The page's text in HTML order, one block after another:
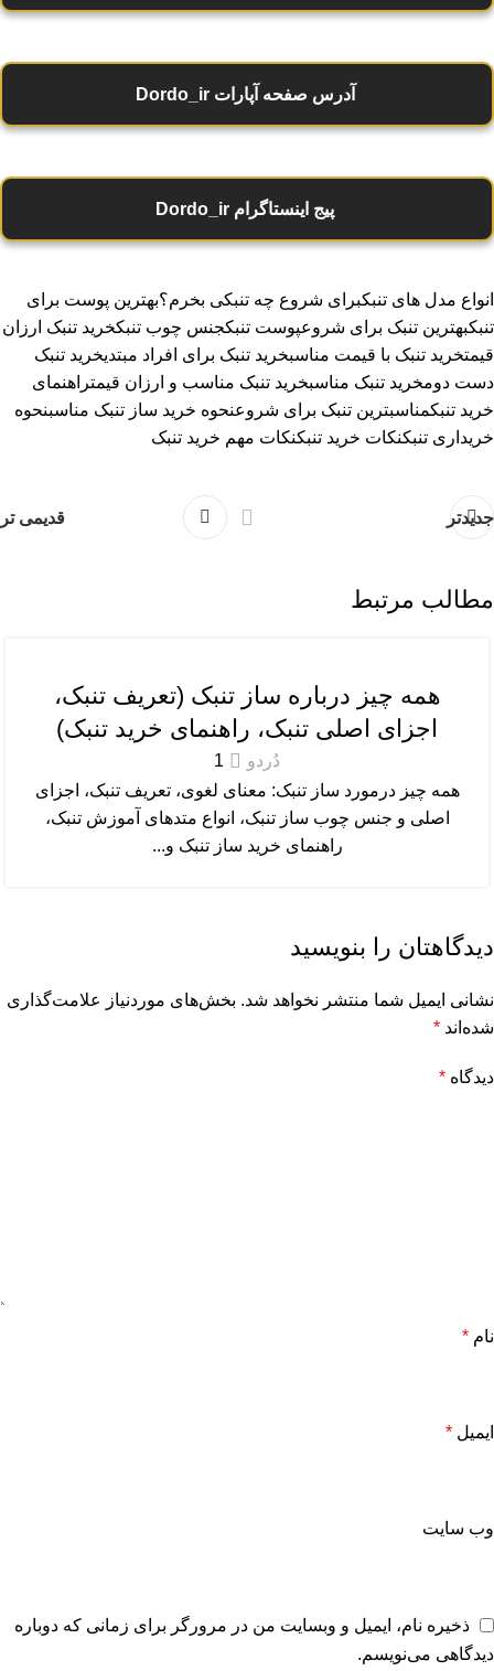
آدرس صفحه آپارات Dordo_ir
پیج اینستاگرام Dordo_ir
انواع مدل های تنبکبرای شروع چه تنبکی بخرم؟بهترین پوست برای
تنبکبهترین تنبک برای شروعپوست تنبکجنس چوب تنبکخرید تنبک ارزان
قیمتخرید تنبک با قیمت مناسبخرید تنبک برای افراد مبتدیخرید تنبک
دست دومخرید تنبک مناسبخرید تنبک مناسب و ارزان قیمتراهنمای
خرید تنبکمناسبترین تنبک برای شروعنحوه خرید ساز تنبک مناسبنحوه
خریداری تنبکنکات خرید تنبکنکات مهم خرید تنبک
جدیدتر قدیمی تر
مطالب مرتبط
همه چیز درباره ساز تنبک (تعریف تنبک،
اجزای اصلی تنبک، راهنمای خرید تنبک)
دُردو
1
همه چیز درمورد ساز تنبک: معنای لغوی، تعریف تنبک، اجزای
اصلی و جنس چوب ساز تنبک، انواع متد‌های آموزش تنبک،
راهنمای خرید ساز تنبک و...
دیدگاهتان را بنویسید
نشانی ایمیل شما منتشر نخواهد شد. بخش‌های موردنیاز علامت‌گذاری
شده‌اند *
دیدگاه *
نام *
ایمیل *
وب‌ سایت
ذخیره نام، ایمیل و وبسایت من در مرورگر برای زمانی که دوباره
دیدگاهی می‌نویسم.